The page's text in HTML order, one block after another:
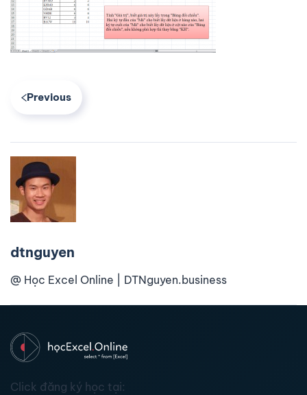
Previous
dtnguyen
@ Học Excel Online | DTNguyen.business
Click đăng ký học tại: